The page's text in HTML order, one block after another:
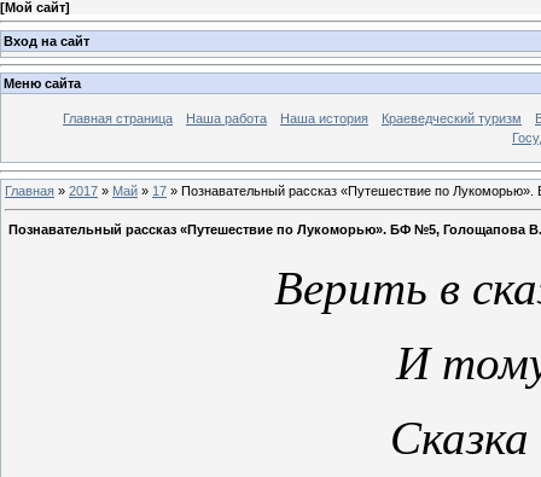
[Мой сайт]
Вход на сайт
Меню сайта
Главная страница Наша работа Наша история Краеведческий туризм
Главная » 2017 » Май » 17 » Познавательный рассказ «Путешествие по
Познавательный рассказ «Путешествие по Лукоморью». БФ №5, Голощапова
Верить в
И